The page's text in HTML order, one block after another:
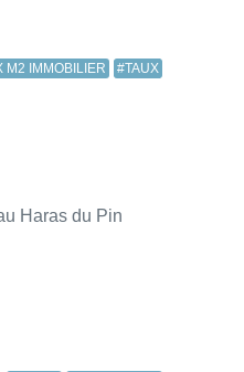
M2 IMMOBILIER #TAUX
Haras du Pin